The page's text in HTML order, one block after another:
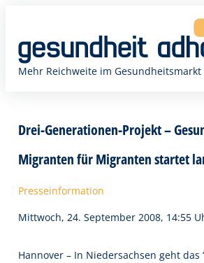
springen
Mehr Reichweite im Gesundheitsmarkt
Drei-Generationen-Projekt –
Migranten für Migranten startet
Presseinformation
Mittwoch, 24. September 2008, 14:55
Hannover – In Niedersachsen geht das